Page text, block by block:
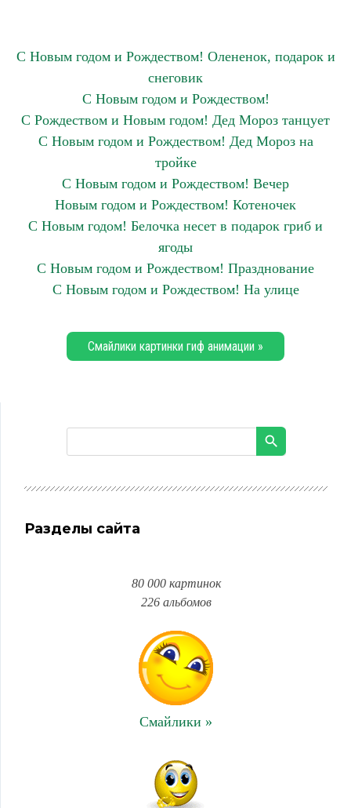
С Новым годом и Рождеством! Олененок, подарок и
снеговик
С Новым годом и Рождеством!
С Рождеством и Новым годом! Дед Мороз танцует
С Новым годом и Рождеством! Дед Мороз на
тройке
С Новым годом и Рождеством! Вечер
Новым годом и Рождеством! Котеночек
С Новым годом! Белочка несет в подарок гриб и
ягоды
С Новым годом и Рождеством! Празднование
С Новым годом и Рождеством! На улице
Смайлики картинки гиф анимации »
Разделы сайта
80 000 картинок
226 альбомов
Смайлики »